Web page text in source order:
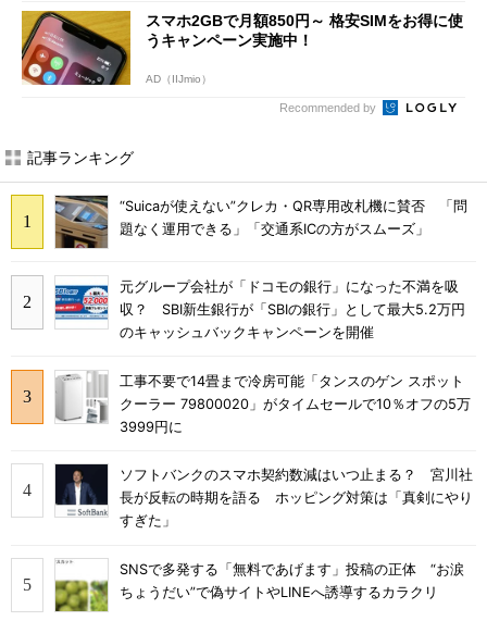
スマホ2GBで月額850円～ 格安SIMをお得に使
うキャンペーン実施中！
AD（IIJmio）
Recommended by
記事ランキング
“Suicaが使えない”クレカ・QR専用改札機に賛否 「問
題なく運用できる」「交通系ICの方がスムーズ」
元グループ会社が「ドコモの銀行」になった不満を吸
収？ SBI新生銀行が「SBIの銀行」として最大5.2万円
のキャッシュバックキャンペーンを開催
工事不要で14畳まで冷房可能「タンスのゲン スポット
クーラー 79800020」がタイムセールで10％オフの5万
3999円に
ソフトバンクのスマホ契約数減はいつ止まる？ 宮川社
長が反転の時期を語る ホッピング対策は「真剣にやり
すぎた」
SNSで多発する「無料であげます」投稿の正体 “お涙
ちょうだい”で偽サイトやLINEへ誘導するカラクリ